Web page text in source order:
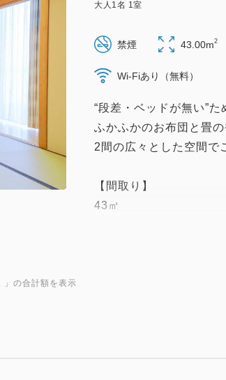
大人 1名 1室
禁煙 43.00m2
Wi-Fiあり（無料）
“段差・ベッドが無い”
ふかふかのお布団と畳
2間の広々とした空間で
【間取り】
43㎡
」の合計額を表示